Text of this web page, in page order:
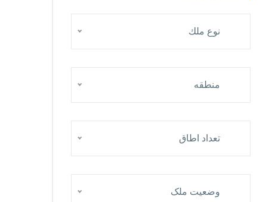
نوع ملك
منطقه
تعداد اطاق
وضعیت ملک